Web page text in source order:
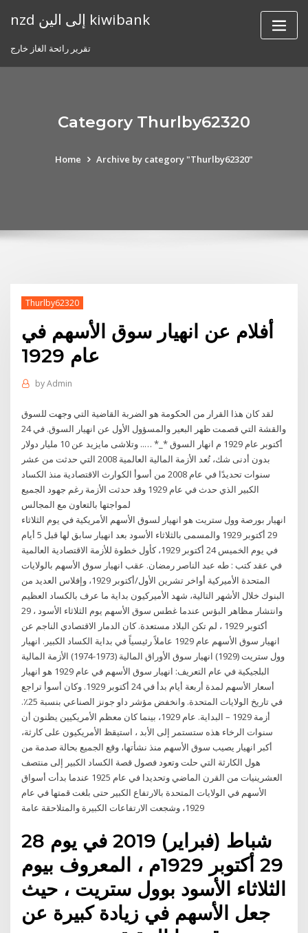
nzd إلى الين kiwibank
تقرير رائحة الغاز خارج
Category Thurlby62320
Home Archive by category "Thurlby62320"
Thurlby62320
أفلام عن انهيار سوق الأسهم في
عام 1929
byAdmin
لقد كان هذا القرار من الحكومة هو الضربة القاضية التي وجهت للسوق
والقشة التي قصمت ظهر البعير والمسؤول الأول عن انهيار السوق. في 24
أكتوبر عام 1929 م انهار السوق *_* ….. وتلاشى مايزيد عن 10 مليار دولار
بدون أدنى شك، تُعد الأزمة المالية العالمية 2008 التي حدثت من عشر
سنوات تحديدًا في عام 2008 من أسوأ الكوارث الاقتصادية منذ الكساد
الكبير الذي حدث في عام 1929 وقد حدثت الأزمة رغم جهود الجميع
لمواجتها بالتعاون مع المجالس
انهيار بورصة وول ستريت هو انهيار لسوق الأسهم الأمريكية في يوم الثلاثاء
29 أكتوبر 1929 والمسمى بالثلاثاء الأسود بعد انهيار سابق لها قبل 5 أيام
في يوم الخميس 24 أكتوبر 1929، كأول خطوة للأزمة الاقتصادية العالمية
في عقد كتب : طه عبد الناصر رمضان. عقب انهيار سوق الأسهم بالولايات
المتحدة الأميركية أواخر تشرين الأول/أكتوبر 1929، وإفلاس العديد من
البنوك خلال الأشهر التالية، شهد الأميركيون بداية ما عرف بالكساد العظيم
وانتشار مظاهر البؤس عندما غطس سوق الأسهم يوم الثلاثاء الأسود ، 29
أكتوبر 1929 ، لم تكن البلاد مستعدة. كان الدمار الاقتصادي الناجم عن
انهيار سوق الأسهم عام 1929 عاملاً رئيسياً في بداية الكساد الكبير. انهيار
وول ستريت (1929) انهيار سوق الأوراق المالية (1973-1974) الأزمة المالية
البلجيكية في عام التعريف: انهيار سوق الأسهم في عام 1929 هو انهيار
أسعار الأسهم لمدة أربعة أيام بدأ في 24 أكتوبر 1929. وكان أسوأ تراجع
في تاريخ الولايات المتحدة. وانخفض مؤشر داو جونز الصناعي بنسبة 25٪.
أزمة 1929 – البداية. عام 1929، بينما كان معظم الأمريكيين يظنون أن
سنوات الرخاء هذه ستستمر إلى الأبد ، استيقظ الأمريكيون على كارثة،
أكبر انهيار يصيب سوق الأسهم منذ نشأتها، وقع الجميع بحالة صدمة من
هول الكارثة التي حلت وتعود فصول قصة الكساد الكبير إلى منتصف
العشرينيات من القرن الماضي وتحديدا في عام 1925 عندما بدأت أسواق
الأسهم في الولايات المتحدة بالارتفاع الكبير حتى بلغت قمتها في عام
1929، وشجعت الارتفاعات الكبيرة والمتلاحقة عامة
28 شباط (فبراير) 2019 في يوم
29 أكتوبر 1929م ، المعروف بيوم
الثلاثاء الأسود بوول ستريت ، حيث
جعل الأسهم في زيادة كبيرة عن